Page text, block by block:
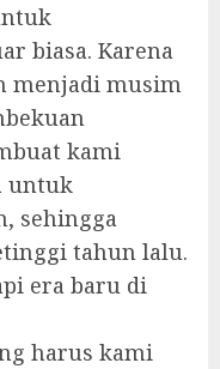
biasa. Karena
menjadi musim
kami
untuk
sehingga
tahun lalu.
era baru di
harus kami